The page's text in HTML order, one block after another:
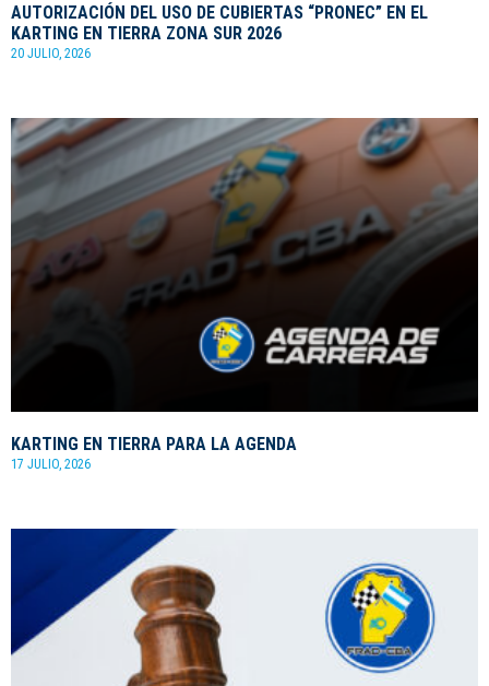
AUTORIZACIÓN DEL USO DE CUBIERTAS “PRONEC” EN EL
KARTING EN TIERRA ZONA SUR 2026
20 JULIO, 2026
KARTING EN TIERRA PARA LA AGENDA
17 JULIO, 2026